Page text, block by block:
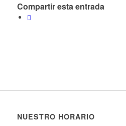
Compartir esta entrada
NUESTRO HORARIO